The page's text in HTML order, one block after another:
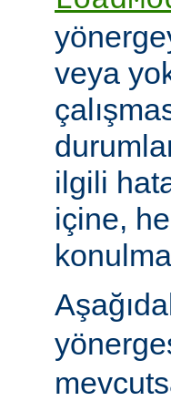
veya
ilgili
içine,